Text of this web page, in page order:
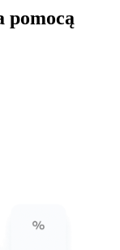
pomocą